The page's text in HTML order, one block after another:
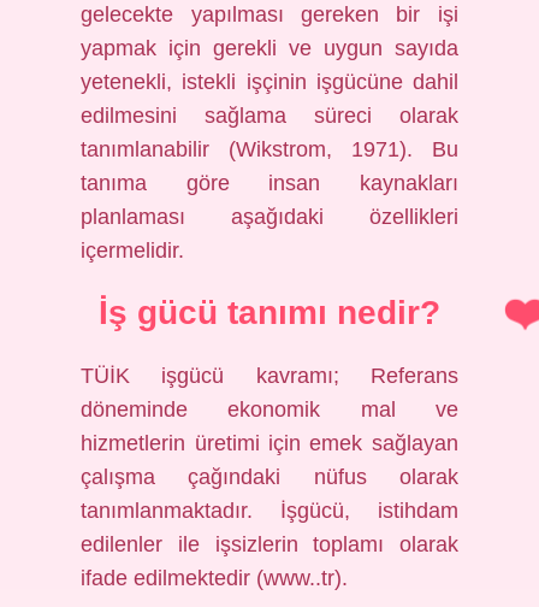
gelecekte yapılması gereken bir işi
yapmak için gerekli ve uygun sayıda
yetenekli, istekli işçinin işgücüne dahil
edilmesini sağlama süreci olarak
tanımlanabilir (Wikstrom, 1971). Bu
tanıma göre insan kaynakları
planlaması aşağıdaki özellikleri
içermelidir.
İş gücü tanımı nedir?
TÜİK işgücü kavramı; Referans
döneminde ekonomik mal ve
hizmetlerin üretimi için emek sağlayan
çalışma çağındaki nüfus olarak
tanımlanmaktadır. İşgücü, istihdam
edilenler ile işsizlerin toplamı olarak
ifade edilmektedir (www..tr).